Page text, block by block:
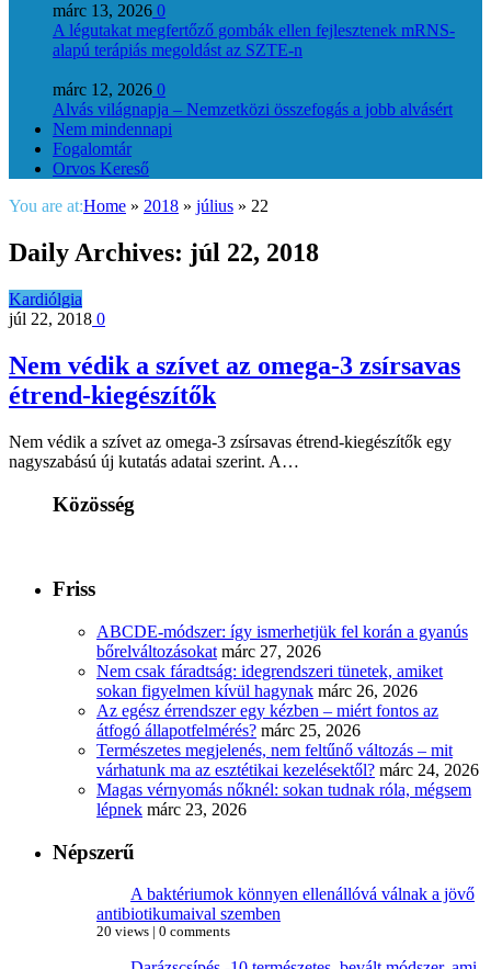
márc 13, 2026 0
A légutakat megfertőző gombák ellen fejlesztenek mRNS-
alapú terápiás megoldást az SZTE-n
márc 12, 2026 0
Alvás világnapja – Nemzetközi összefogás a jobb alvásért
Nem mindennapi
Fogalomtár
Orvos Kereső
You are at:Home » 2018 » július » 22
Daily Archives: júl 22, 2018
Kardiólgia
júl 22, 2018 0
Nem védik a szívet az omega-3 zsírsavas
étrend-kiegészítők
Nem védik a szívet az omega-3 zsírsavas étrend-kiegészítők egy
nagyszabású új kutatás adatai szerint. A…
Közösség
Friss
ABCDE‑módszer: így ismerhetjük fel korán a gyanús
bőrelváltozásokat márc 27, 2026
Nem csak fáradtság: idegrendszeri tünetek, amiket
sokan figyelmen kívül hagynak márc 26, 2026
Az egész érrendszer egy kézben – miért fontos az
átfogó állapotfelmérés? márc 25, 2026
Természetes megjelenés, nem feltűnő változás – mit
várhatunk ma az esztétikai kezelésektől? márc 24, 2026
Magas vérnyomás nőknél: sokan tudnak róla, mégsem
lépnek márc 23, 2026
Népszerű
A baktériumok könnyen ellenállóvá válnak a jövő
antibiotikumaival szemben
20 views 0 comments